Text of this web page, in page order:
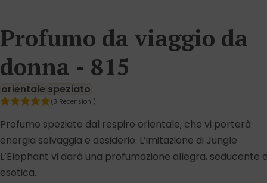
Profumo da viaggio da
donna - 815
orientale speziato
(3 Recensioni)
Profumo speziato dal respiro orientale, che vi porterà
energia selvaggia e desiderio. L’imitazione di Jungle
L’Elephant vi darà una profumazione allegra, seducente
esotica.